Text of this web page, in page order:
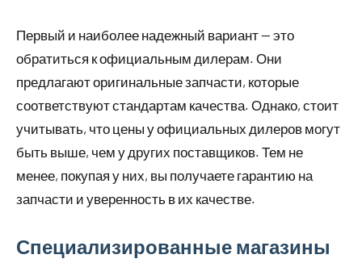
Первый и наиболее надежный вариант — это
обратиться к официальным дилерам. Они
предлагают оригинальные запчасти, которые
соответствуют стандартам качества. Однако, стоит
учитывать, что цены у официальных дилеров могут
быть выше, чем у других поставщиков. Тем не
менее, покупая у них, вы получаете гарантию на
запчасти и уверенность в их качестве.
Специализированные магазины